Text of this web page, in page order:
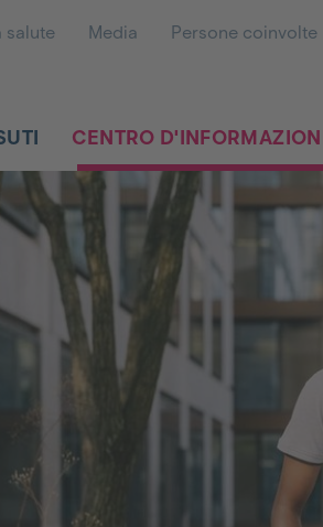
salute Media Persone coinvolte
CENTRO